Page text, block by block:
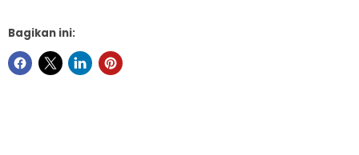
Bagikan ini: